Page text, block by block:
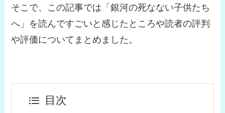
そこで、この記事では「銀河の死なない子供たち
へ」を読んですごいと感じたところや読者の評判
や評価についてまとめました。
目次